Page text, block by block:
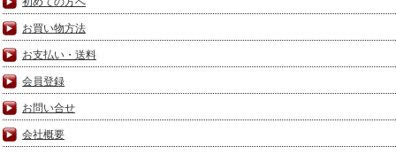
お買い物方法
お支払い・送料
会員登録
お問い合せ
会社概要